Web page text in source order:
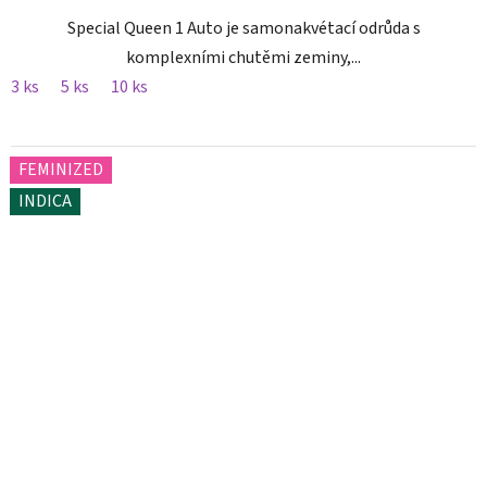
Special Queen 1 Auto je samonakvétací odrůda s
komplexními chutěmi zeminy,...
3 ks
5 ks 10 ks
FEMINIZED
INDICA